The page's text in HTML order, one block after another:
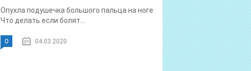
Опухла подушечка большого пальца на ноге
Что делать если болят...
0 04.03.2020